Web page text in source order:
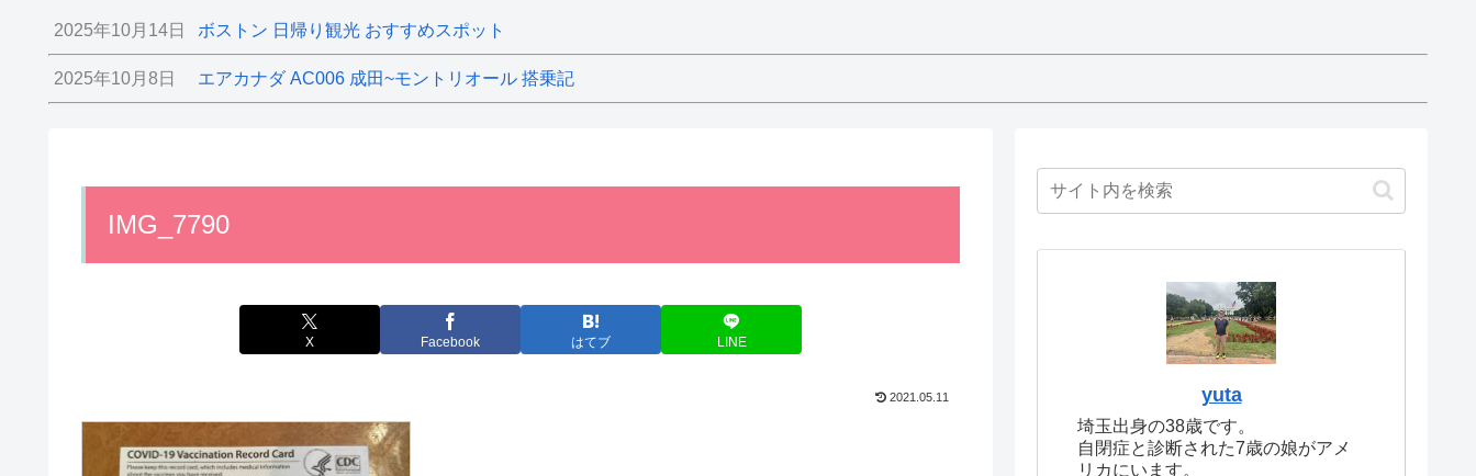
2025年10月14日 ボストン 日帰り観光 おすすめスポット
2025年10月8日 エアカナダ AC006 成田~モントリオール 搭乗記
IMG_7790
X Facebook はてブ LINE
2021.05.11 yuta
埼玉出身の38歳です。
自閉症と診断された7歳の娘がアメ
リカにいます。